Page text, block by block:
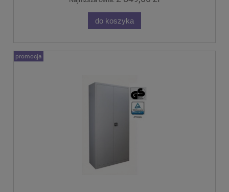
do koszyka
promocja